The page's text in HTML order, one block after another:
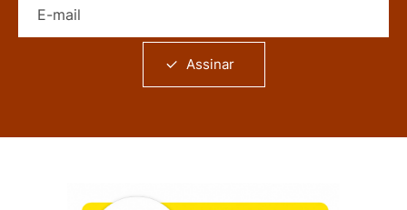
Assinar